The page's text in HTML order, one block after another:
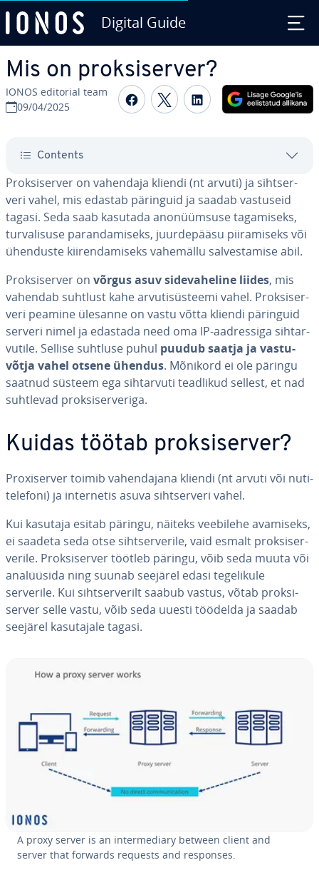
Digital Guide
Mis on prok­si­ser­ver?
IONOS editorial team
09/04/2025
Share on Facebook
Share on Twitter
Share on
Contents
Prok­si­ser­ver on vahendaja kliendi (nt arvuti) ja siht­ser­
veri vahel, mis edastab päringuid ja saadab vastuseid
tagasi. Seda saab kasutada ano­nüüm­suse ta­ga­miseks,
tur­va­li­suse pa­ran­da­miseks, juur­de­pääsu pii­ra­miseks või
ühenduste kii­ren­da­miseks vahemällu sal­ves­ta­mise abil.
Prok­si­ser­ver on võrgus asuv si­de­va­he­line liides, mis
vahendab suhtlust kahe ar­vu­ti­süs­teemi vahel. Prok­si­ser­
veri peamine ülesanne on vastu võtta kliendi päringuid
serveri nimel ja edastada need oma IP-aad­res­siga siht­ar­
vu­tile. Sellise suhtluse puhul puudub saatja ja vas­tu­
võtja vahel otsene ühendus. Mõnikord ei ole päringu
saatnud süsteem ega siht­ar­vuti teadlikud sellest, et nad
suhtlevad prok­si­ser­veriga.
Kuidas töötab prok­si­ser­ver?
Proxi­ser­ver toimib va­hen­da­jana kliendi (nt arvuti või nu­ti­
te­le­foni) ja in­ter­ne­tis asuva siht­ser­veri vahel.
Kui kasutaja esitab päringu, näiteks veebilehe avamiseks,
ei saadeta seda otse siht­ser­ve­rile, vaid esmalt prok­si­ser­
ve­rile. Prok­si­ser­ver töötleb päringu, võib seda muuta või
ana­lüü­sida ning suunab seejärel edasi te­ge­li­kule
serverile. Kui siht­ser­ve­rilt saabub vastus, võtab prok­si­
ser­ver selle vastu, võib seda uuesti töödelda ja saadab
seejärel ka­su­tajale tagasi.
A proxy server is an in­ter­me­diary between client and
server that forwards requests and responses.